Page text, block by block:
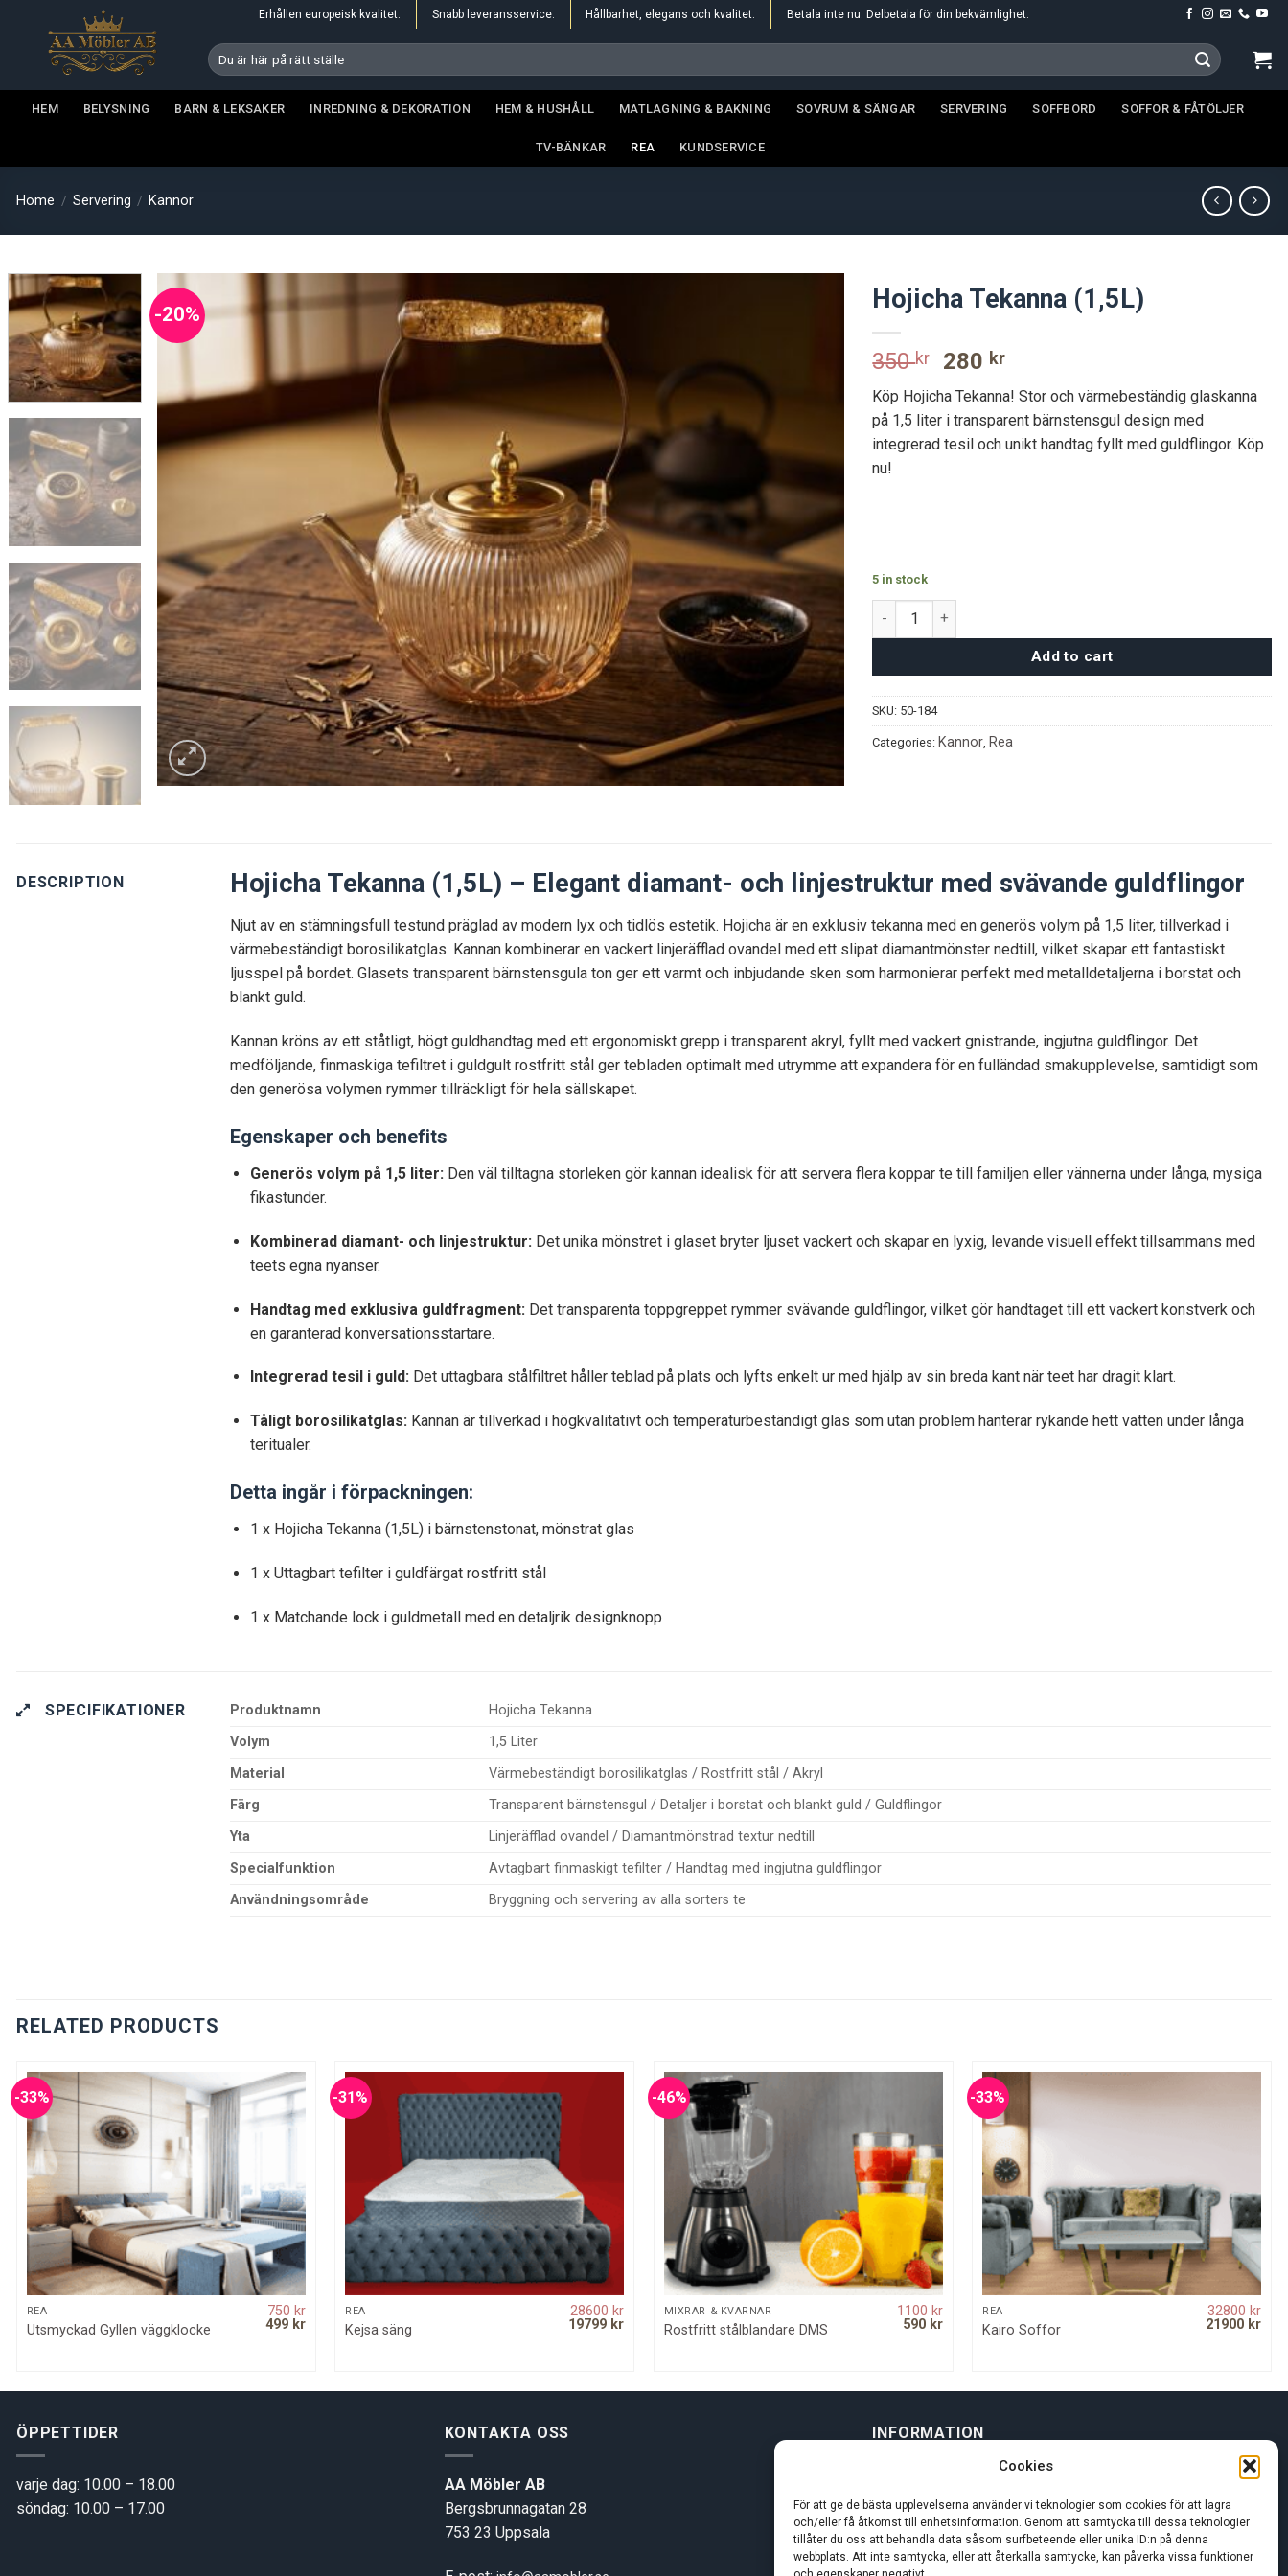
Cookies
För att ge de bästa upplevelserna använder vi teknologier som cookies för att lagra
och/eller få åtkomst till enhetsinformation. Genom att samtycka till dessa teknologier
tillåter du oss att behandla data såsom surfbeteende eller unika ID:n på denna
webbplats. Att inte samtycka, eller att återkalla samtycke, kan påverka vissa funktioner
Erhållen europeisk kvalitet. Snabb leveransservice. Hållbarhet, elegans och kvalitet. Betala inte nu. Delbetala för din bekvämlighet.
Search
for:
HEM BELYSNING BARN & LEKSAKER INREDNING & DEKORATION HEM & HUSHÅLL MATLAGNING & BAKNING SOVRUM & SÄNGAR SERVERING SOFFBORD SOFFOR & FÅTÖLJER
TV-BÄNKAR REA KUNDSERVICE
Home / Servering / Kannor
-20% Hojicha Tekanna (1,5L)
350kr
Original
price
was:
350 kr.
280 krCurrent
price
is:
280 kr.
Köp Hojicha Tekanna! Stor och värmebeständig glaskanna
på 1,5 liter i transparent bärnstensgul design med
integrerad tesil och unikt handtag fyllt med guldflingor. Köp
nu!
5 in stock
Hojicha Tekanna (1,5L) quantity
Add to cart
SKU: 50-184
Categories: Kannor Rea
DESCRIPTION Hojicha Tekanna (1,5L) – Elegant diamant- och linjestruktur med svävande guldflingor
Njut av en stämningsfull testund präglad av modern lyx och tidlös estetik. Hojicha är en exklusiv tekanna med en generös volym på 1,5 liter, tillverkad i
värmebeständigt borosilikatglas. Kannan kombinerar en vackert linjeräfflad ovandel med ett slipat diamantmönster nedtill, vilket skapar ett fantastiskt
ljusspel på bordet. Glasets transparent bärnstensgula ton ger ett varmt och inbjudande sken som harmonierar perfekt med metalldetaljerna i borstat och
blankt guld.
Kannan kröns av ett ståtligt, högt guldhandtag med ett ergonomiskt grepp i transparent akryl, fyllt med vackert gnistrande, ingjutna guldflingor. Det
medföljande, finmaskiga tefiltret i guldgult rostfritt stål ger tebladen optimalt med utrymme att expandera för en fulländad smakupplevelse, samtidigt som
den generösa volymen rymmer tillräckligt för hela sällskapet.
Egenskaper och benefits
Generös volym på 1,5 liter: Den väl tilltagna storleken gör kannan idealisk för att servera flera koppar te till familjen eller vännerna under långa, mysiga
fikastunder.
Kombinerad diamant- och linjestruktur: Det unika mönstret i glaset bryter ljuset vackert och skapar en lyxig, levande visuell effekt tillsammans med
teets egna nyanser.
Handtag med exklusiva guldfragment: Det transparenta toppgreppet rymmer svävande guldflingor, vilket gör handtaget till ett vackert konstverk och
en garanterad konversationsstartare.
Integrerad tesil i guld: Det uttagbara stålfiltret håller teblad på plats och lyfts enkelt ur med hjälp av sin breda kant när teet har dragit klart.
Tåligt borosilikatglas: Kannan är tillverkad i högkvalitativt och temperaturbeständigt glas som utan problem hanterar rykande hett vatten under långa
teritualer.
Detta ingår i förpackningen:
1 x Hojicha Tekanna (1,5L) i bärnstenstonat, mönstrat glas
1 x Uttagbart tefilter i guldfärgat rostfritt stål
1 x Matchande lock i guldmetall med en detaljrik designknopp
SPECIFIKATIONER Produktnamn
Hojicha Tekanna
Volym
1,5 Liter
Material
Värmebeständigt borosilikatglas / Rostfritt stål / Akryl
Färg
Transparent bärnstensgul / Detaljer i borstat och blankt guld / Guldflingor
Yta
Linjeräfflad ovandel / Diamantmönstrad textur nedtill
Specialfunktion
Avtagbart finmaskigt tefilter / Handtag med ingjutna guldflingor
Användningsområde
Bryggning och servering av alla sorters te
RELATED PRODUCTS
-33%
REA
Utsmyckad Gyllen väggklocke
750kr
Original
499 krCurrent
-31%
REA
Kejsa säng
28600kr
Original
19799 krCurrent
-46%
QUICK VIEW
MIXRAR & KVARNAR
Rostfritt stålblandare DMS
1100kr
Original
590 krCurrent
-33%
REA
Kairo Soffor
32800kr
Original
21900 kr
ÖPPETTIDER
varje dag: 10.00 – 18.00
söndag: 10.00 – 17.00
KONTAKTA OSS
AA Möbler AB
Bergsbrunnagatan 28
753 23 Uppsala
INFORMATION
Kundservice